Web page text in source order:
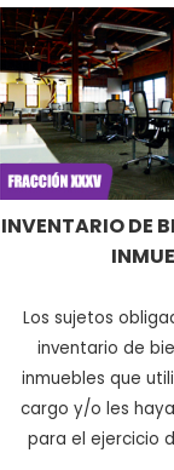
INVENTARIO DE
Los sujetos
inventario de
inmuebles que
cargo y/o les
para el ejercicio